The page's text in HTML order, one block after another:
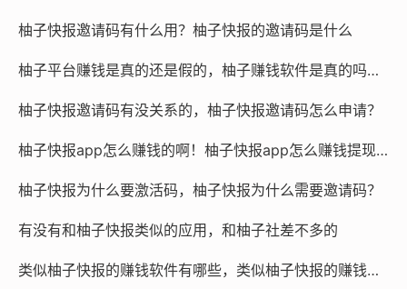
柚子快报邀请码有什么用？柚子快报的邀请码是什么
柚子平台赚钱是真的还是假的，柚子赚钱软件是真的吗还是假的？
柚子快报邀请码有没关系的，柚子快报邀请码怎么申请？
柚子快报app怎么赚钱的啊！柚子快报app怎么赚钱提现到微信
柚子快报为什么要激活码，柚子快报为什么需要邀请码？
有没有和柚子快报类似的应用，和柚子社差不多的
类似柚子快报的赚钱软件有哪些，类似柚子快报的赚钱软件是真的吗